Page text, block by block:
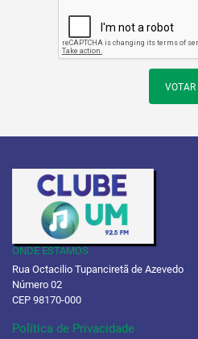
VOTAR
ONDE ESTAMOS
Rua Octacilio Tupanciretã de Azevedo
Número 02
CEP 98170-000
Política de Privacidade